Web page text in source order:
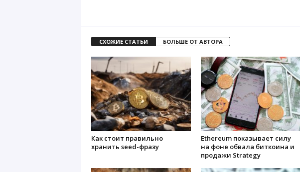
СХОЖИЕ СТАТЬИ БОЛЬШЕ ОТ АВТОРА
Как стоит правильно
хранить seed-фразу
Ethereum показывает силу
на фоне обвала биткоина и
продажи Strategy